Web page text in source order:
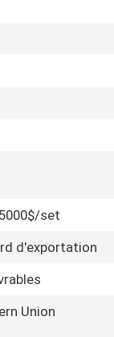
set
d'exportation
Union